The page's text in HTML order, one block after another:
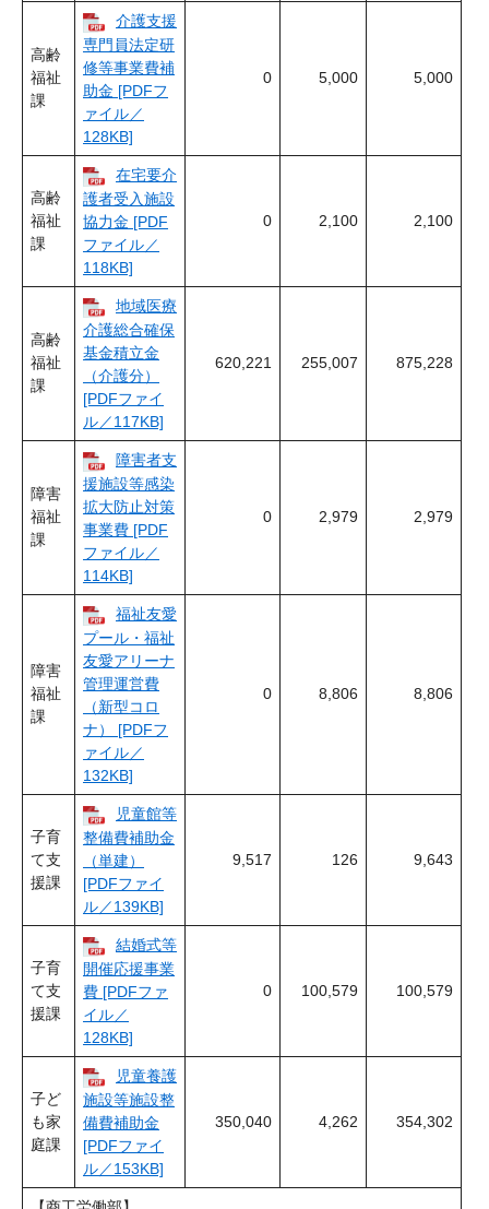
高齢
福祉
課
介護支援
専門員法定研
修等事業費補
助金 [PDFフ
ァイル／
128KB]
0 5,000 5,000
高齢
福祉
課
在宅要介
護者受入施設
協力金 [PDF
ファイル／
118KB]
0 2,100 2,100
高齢
福祉
課
地域医療
介護総合確保
基金積立金
（介護分）
[PDFファイ
ル／117KB]
620,221 255,007 875,228
障害
福祉
課
障害者支
援施設等感染
拡大防止対策
事業費 [PDF
ファイル／
114KB]
0 2,979 2,979
障害
福祉
課
福祉友愛
プール・福祉
友愛アリーナ
管理運営費
（新型コロ
ナ） [PDFフ
ァイル／
132KB]
0 8,806 8,806
子育
て支
援課
児童館等
整備費補助金
（単建）
[PDFファイ
ル／139KB]
9,517 126 9,643
子育
て支
援課
結婚式等
開催応援事業
費 [PDFファ
イル／
128KB]
0 100,579 100,579
子ど
も家
庭課
児童養護
施設等施設整
備費補助金
[PDFファイ
ル／153KB]
350,040 4,262 354,302